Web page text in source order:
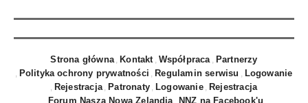
Już 12 kwietnia 2019 możliwe otwarcie mostu na rzece Waiho
w okolicach Franz Josef w Nowej Zelandii.
Rzeka Waiho zmyła most w okolicy Franz Josef. Drogi
zamknięte.
Strona główna Kontakt Współpraca
Partnerzy
Polityka ochrony prywatności
Regulamin serwisu
Logowanie
Rejestracja
Patronaty Logowanie
Rejestracja
Forum Nasza Nowa Zelandia
NNZ na Facebook'u